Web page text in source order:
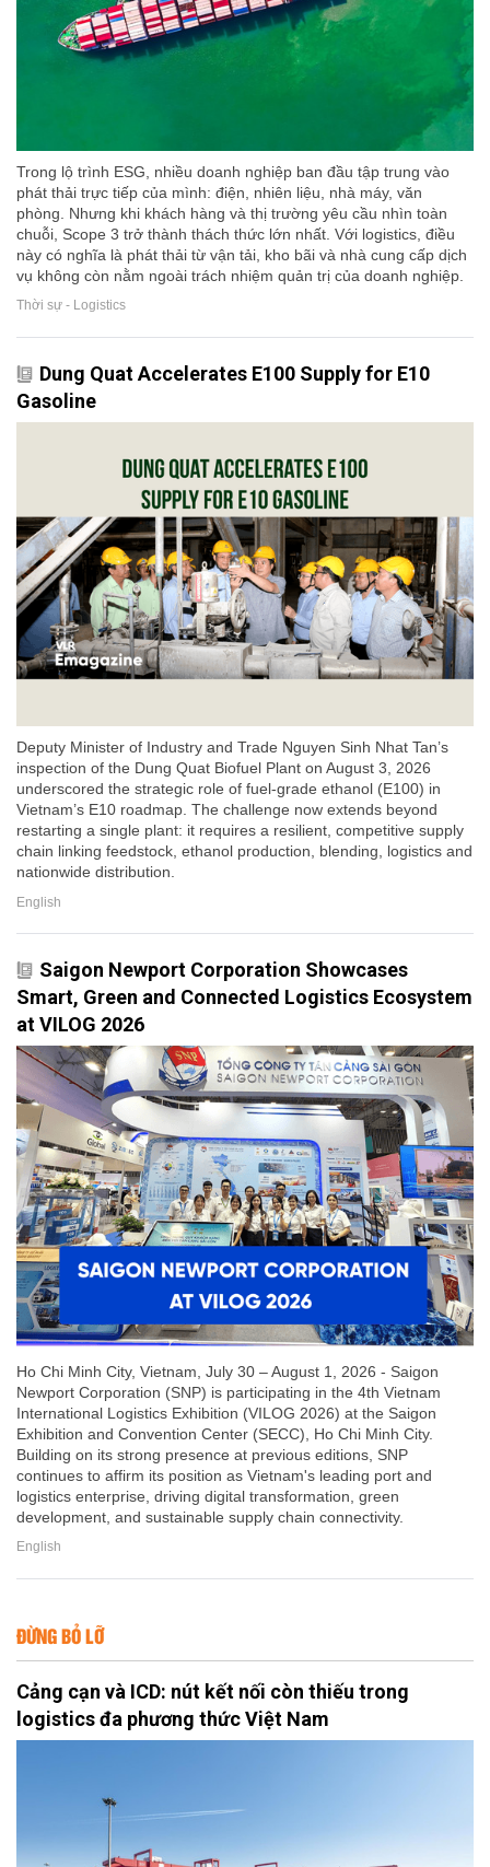
Trong lộ trình ESG, nhiều doanh nghiệp ban đầu tập trung vào
phát thải trực tiếp của mình: điện, nhiên liệu, nhà máy, văn
phòng. Nhưng khi khách hàng và thị trường yêu cầu nhìn toàn
chuỗi, Scope 3 trở thành thách thức lớn nhất. Với logistics, điều
này có nghĩa là phát thải từ vận tải, kho bãi và nhà cung cấp dịch
vụ không còn nằm ngoài trách nhiệm quản trị của doanh nghiệp.
Thời sự - Logistics
Dung Quat Accelerates E100 Supply for E10
Gasoline
Deputy Minister of Industry and Trade Nguyen Sinh Nhat Tan’s
inspection of the Dung Quat Biofuel Plant on August 3, 2026
underscored the strategic role of fuel-grade ethanol (E100) in
Vietnam’s E10 roadmap. The challenge now extends beyond
restarting a single plant: it requires a resilient, competitive supply
chain linking feedstock, ethanol production, blending, logistics and
nationwide distribution.
English
Saigon Newport Corporation Showcases
Smart, Green and Connected Logistics Ecosystem
at VILOG 2026
Ho Chi Minh City, Vietnam, July 30 – August 1, 2026 - Saigon
Newport Corporation (SNP) is participating in the 4th Vietnam
International Logistics Exhibition (VILOG 2026) at the Saigon
Exhibition and Convention Center (SECC), Ho Chi Minh City.
Building on its strong presence at previous editions, SNP
continues to affirm its position as Vietnam's leading port and
logistics enterprise, driving digital transformation, green
development, and sustainable supply chain connectivity.
English
ĐỪNG BỎ LỠ
Cảng cạn và ICD: nút kết nối còn thiếu trong
logistics đa phương thức Việt Nam